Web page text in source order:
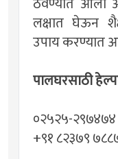
लक्षात घेऊन
उपाय करण्यात
पालघरसाठी
०२५२५-२९७४७४
+९१ ८२३७९